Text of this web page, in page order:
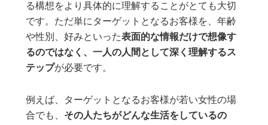
る構想をより具体的に理解することがとても大切
です。ただ単にターゲットとなるお客様を、年齢
や性別、好みといった表面的な情報だけで想像す
るのではなく、一人の人間として深く理解するス
テップが必要です。
例えば、ターゲットとなるお客様が若い女性の場
合でも、 その人たちがどんな生活をしているの